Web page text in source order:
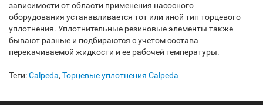
зависимости от области применения насосного
оборудования устанавливается тот или иной тип торцевого
уплотнения. Уплотнительные резиновые элементы также
бывают разные и подбираются с учетом состава
перекачиваемой жидкости и ее рабочей температуры.
Теги:Calpeda, Торцевые уплотнения Calpeda